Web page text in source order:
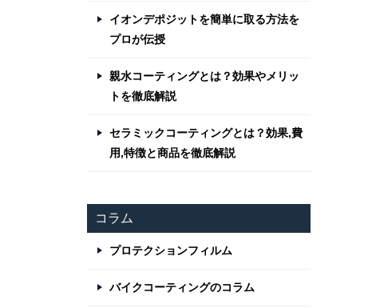
イオンデポジットを簡単に取る方法を
プロが伝授
親水コーティングとは？効果やメリッ
トを徹底解説
セラミックコーティングとは？効果,費
用,特徴と商品を徹底解説
コラム
プロテクションフィルム
バイクコーティングのコラム